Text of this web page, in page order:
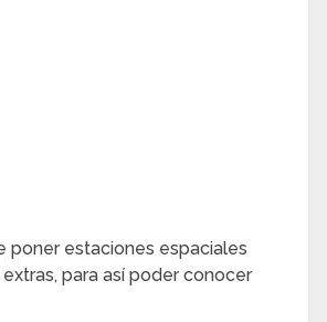
poner estaciones espaciales
para así poder conocer